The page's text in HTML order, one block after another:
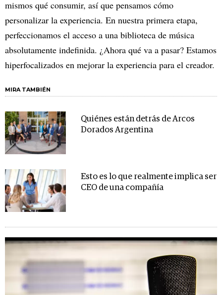
mismos qué consumir, así que pensamos cómo
personalizar la experiencia. En nuestra primera etapa,
perfeccionamos el acceso a una biblioteca de música
absolutamente indefinida. ¿Ahora qué va a pasar? Estamos
hiperfocalizados en mejorar la experiencia para el creador.
MIRA TAMBIÉN
Quiénes están detrás de Arcos
Dorados Argentina
Esto es lo que realmente implica ser
CEO de una compañía